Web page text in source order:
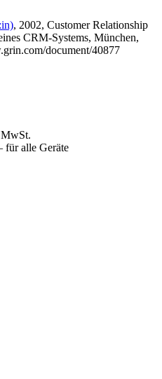
, 2002, Customer Relationship
CRM-Systems, München,
document/40877
für alle Geräte